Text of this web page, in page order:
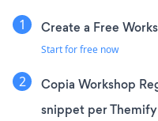
Create a Free
Start for free now
Copia Workshop
snippet per